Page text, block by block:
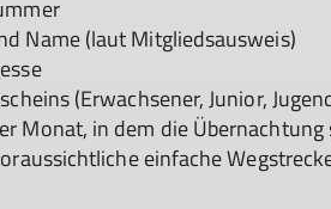
Name (laut Mitgliedsausweis)
(Erwachsener, Junior,
Monat, in dem die
einfache